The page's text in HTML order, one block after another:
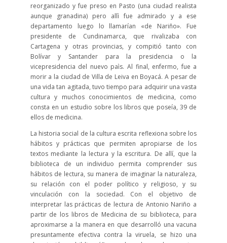
reorganizado y fue preso en Pasto (una ciudad realista
aunque granadina) pero allì fue admirado y a ese
departamento luego lo llamarían «de Nariño». Fue
presidente de Cundinamarca, que rivalizaba con
Cartagena y otras provincias, y compitió tanto con
Bolívar y Santander para la presidencia o la
vicepresidencia del nuevo paìs. Al final, enfermo, fue a
morir a la ciudad de Villa de Leiva en Boyacá. A pesar de
una vida tan agitada, tuvo tiempo para adquirir una vasta
cultura y muchos conocimientos de medicina, como
consta en un estudio sobre los libros que poseía, 39 de
ellos de medicina.
La historia social de la cultura escrita reflexiona sobre los
hábitos y prácticas que permiten apropiarse de los
textos mediante la lectura y la escritura. De allí, que la
biblioteca de un individuo permita comprender sus
hábitos de lectura, su manera de imaginar la naturaleza,
su relación con el poder político y religioso, y su
vinculación con la sociedad. Con el objetivo de
interpretar las prácticas de lectura de Antonio Nariño a
partir de los libros de Medicina de su biblioteca, para
aproximarse a la manera en que desarrolló una vacuna
presuntamente efectiva contra la viruela, se hizo una